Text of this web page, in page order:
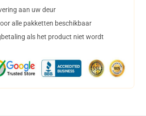
aan uw deur
alle pakketten beschikbaar
als het product niet wordt